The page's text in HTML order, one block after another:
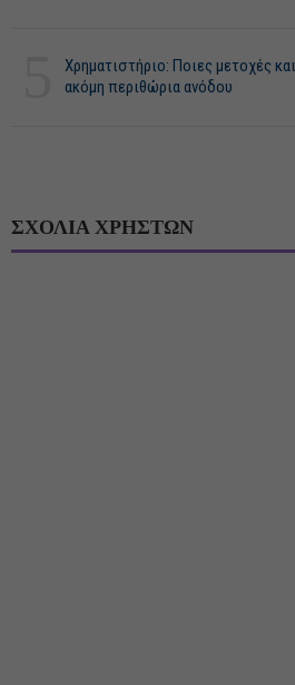
Χρηματιστήριο: Ποιες μετοχές
ακόμη περιθώρια ανόδου
ΣΧΟΛΙΑ ΧΡΗΣΤΩΝ